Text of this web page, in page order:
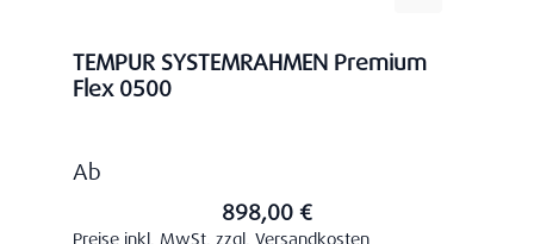
TEMPUR SYSTEMRAHMEN Premium
Flex 0500
Regulärer Preis:
Ab
898,00 €
Preise inkl. MwSt. zzgl. Versandkosten